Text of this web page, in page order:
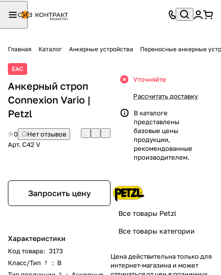
Главная Каталог Анкерные устройства Переносные анкерные
ЕАС
Анкерный строп
Connexion Vario |
Petzl
0
Нет отзывов
Арт. C42 V
Запросить цену
Характеристики
Код товара: 3173
Класс/Тип
? : B
Уточняйте
Рассчитать доставку
В каталоге
представлены
базовые цены
продукции,
рекомендованные
производителем.
Все товары Petzl
Все товары категории
Цена действительна только для
интернет-магазина и может